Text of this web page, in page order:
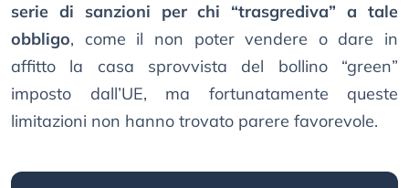
serie di sanzioni per chi “trasgrediva” a tale
obbligo, come il non poter vendere o dare in
affitto la casa sprovvista del bollino “green”
imposto dall’UE, ma fortunatamente queste
limitazioni non hanno trovato parere favorevole.